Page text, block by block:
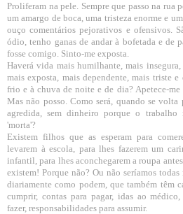
Proliferam na pele. Sempre que passo na rua
um amargo de boca, uma tristeza enorme e
ouço comentários pejorativos e ofensivos.
ódio, tenho ganas de andar à bofetada e de
fosse comigo. Sinto-me exposta.
Haverá vida mais humilhante, mais
mais exposta, mais dependente, mais triste e
frio e à chuva de noite e de dia? Apetece-
Mas não posso. Como será, quando se volta
agredida, sem dinheiro porque o trabalho
'morta'?
Existem filhos que as esperam para
levarem à escola, para lhes fazerem um
infantil, para lhes aconchegarem a roupa
existem! Porque não? Ou não seríamos
diariamente como podem, que também têm
cumprir, contas para pagar, idas ao
fazer, responsabilidades para assumir.